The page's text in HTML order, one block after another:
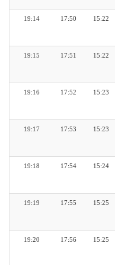
15:22
17:50
19:14
15:22
17:51
19:15
15:23
17:52
19:16
15:23
17:53
19:17
15:24
17:54
19:18
15:25
17:55
19:19
15:25
17:56
19:20